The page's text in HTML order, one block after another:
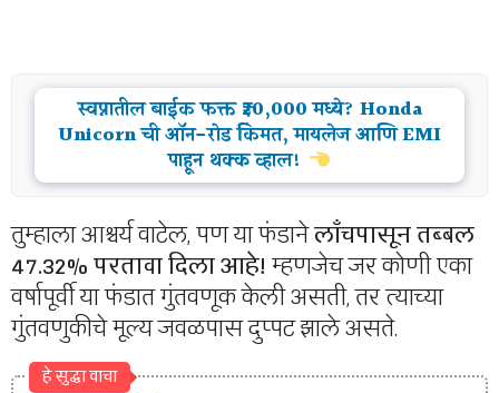
स्वप्नातील बाईक फक्त ₹20,000 मध्ये? Honda
Unicorn ची ऑन-रोड किंमत, मायलेज आणि EMI
पाहून थक्क व्हाल!
तुम्हाला आश्चर्य वाटेल, पण या फंडानेलाँचपासून तब्बल
47.32% परतावा दिला आहे! म्हणजेच जर कोणी एका
वर्षापूर्वी या फंडात गुंतवणूक केली असती, तर त्याच्या
गुंतवणुकीचे मूल्य जवळपास दुप्पट झाले असते.
हे सुद्धा वाचा